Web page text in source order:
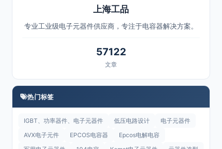
上海工品
专业工业级电子元器件供应商，专注于电容器解决方案。
57122
文章
热门标签
IGBT、功率器件、电子元器件 低压电路设计
电子元器件
AVX电子元件
EPCOS电容器
Epcos电解电容